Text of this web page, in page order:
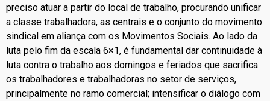
preciso atuar a partir do local de trabalho, procurando unificar
a classe trabalhadora, as centrais e o conjunto do movimento
sindical em aliança com os Movimentos Sociais. Ao lado da
luta pelo fim da escala 6×1, é fundamental dar continuidade à
luta contra o trabalho aos domingos e feriados que sacrifica
os trabalhadores e trabalhadoras no setor de serviços,
principalmente no ramo comercial; intensificar o diálogo com